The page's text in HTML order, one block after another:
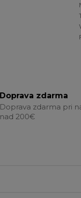
Doprava zdarma
Doprava zdarma pri
nad 200€